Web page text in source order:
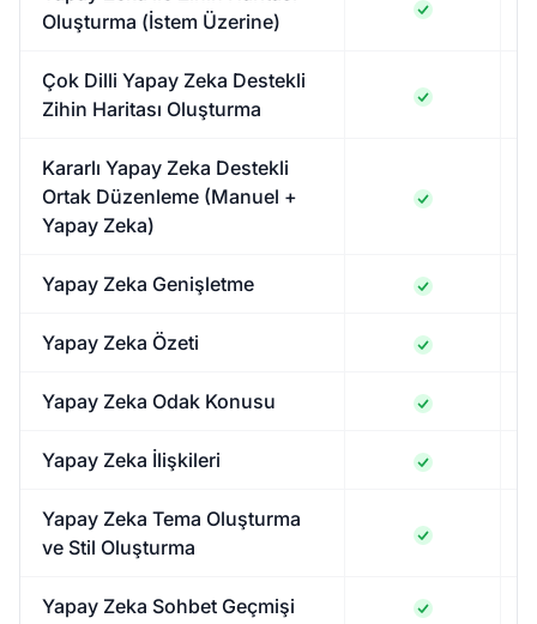
Oluşturma (İstem Üzerine)
Çok Dilli Yapay Zeka Destekli
Zihin Haritası Oluşturma
Kararlı Yapay Zeka Destekli
Ortak Düzenleme (Manuel +
Yapay Zeka)
Yapay Zeka Genişletme
Yapay Zeka Özeti
Yapay Zeka Odak Konusu
Yapay Zeka İlişkileri
Yapay Zeka Tema Oluşturma
ve Stil Oluşturma
Yapay Zeka Sohbet Geçmişi